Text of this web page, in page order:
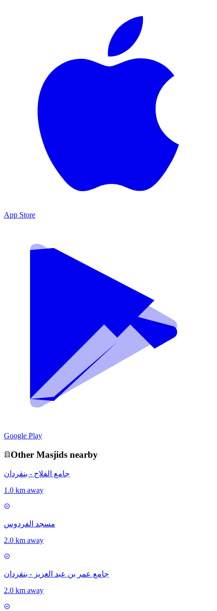
App Store
Google Play
Other Masjids nearby
جامع الفلاح - بنقردان
1.0 km away
مسجد الفردوس
2.0 km away
جامع عمر بن عبد العزيز - بنقردان
2.0 km away